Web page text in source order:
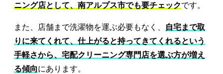
ニング店として、南アルプス市でも要チェックです。
また、店舗まで洗濯物を運ぶ必要もなく、
自宅まで取
りに来てくれて、仕上がると持ってきてくれるという
手軽さから、宅配クリーニング専門店を選ぶ方が増え
る傾向にあります。